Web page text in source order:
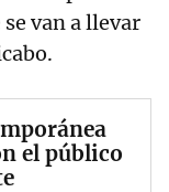
van a llevar
el público